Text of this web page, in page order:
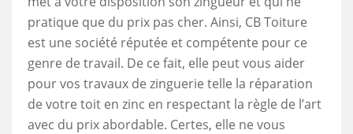
pratique que du prix pas cher. Ainsi, CB Toiture
est une société réputée et compétente pour ce
genre de travail. De ce fait, elle peut vous aider
pour vos travaux de zinguerie telle la réparation
de votre toit en zinc en respectant la règle de l’art
avec du prix abordable. Certes, elle ne vous